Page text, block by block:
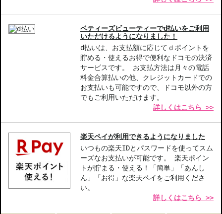
ベティーズビューティーでd払いをご利用
いただけるようになりました！
d払いは、お支払額に応じてｄポイントを
貯める・使えるお得で便利なドコモの決済
サービスです。 お支払方法は月々の電話
料金合算払いの他、クレジットカードでの
お支払いも可能ですので、ドコモ以外の方
でもご利用いただけます。
詳しくはこちら >>
楽天ペイが利用できるようになりました
いつもの楽天IDとパスワードを使ってスム
ーズなお支払いが可能です。 楽天ポイン
トが貯まる・使える！「簡単」「あんし
ん」「お得」な楽天ペイをご利用くださ
い。
詳しくはこちら >>